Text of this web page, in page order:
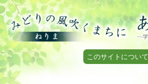
このサイトについて